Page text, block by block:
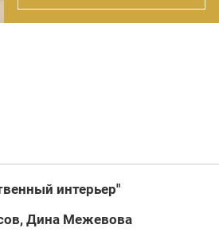
интерьер"
, Дина Межевова